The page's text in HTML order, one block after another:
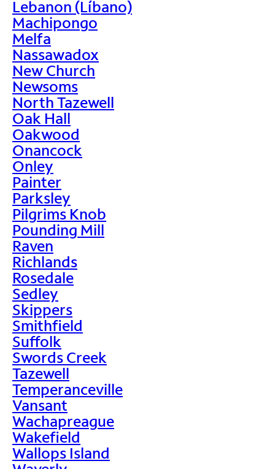
Lebanon (Líbano)
Machipongo
Melfa
Nassawadox
New Church
Newsoms
North Tazewell
Oak Hall
Oakwood
Onancock
Onley
Painter
Parksley
Pilgrims Knob
Pounding Mill
Raven
Richlands
Rosedale
Sedley
Skippers
Smithfield
Suffolk
Swords Creek
Tazewell
Temperanceville
Vansant
Wachapreague
Wakefield
Wallops Island